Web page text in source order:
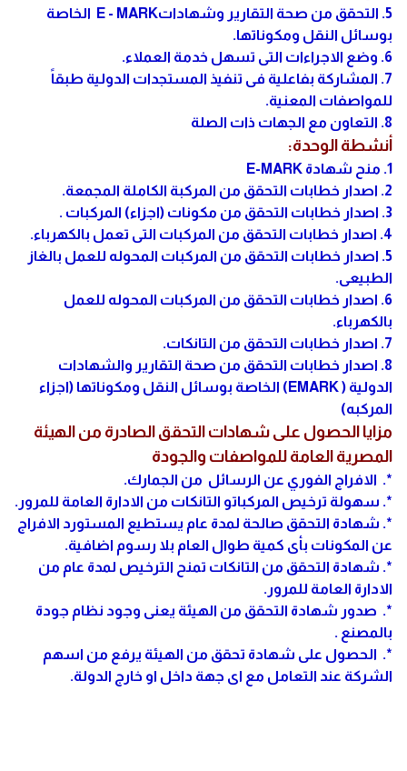
5. التحقق من صحة التقارير وشهاداتE - MARK الخاصة
بوسائل النقل ومكوناتها.
6. وضع الاجراءات التى تسهل خدمة العملاء.
7. المشاركة بفاعلية فى تنفيذ المستجدات الدولية طبقاً
للمواصفات المعنية.
8. التعاون مع الجهات ذات الصلة
أنشطة الوحدة:
1. منح شهادة E-MARK
2. اصدار خطابات التحقق من المركبة الكاملة المجمعة.
3. اصدار خطابات التحقق من مكونات (اجزاء) المركبات .
4. اصدار خطابات التحقق من المركبات التى تعمل بالكهرباء.
5. اصدار خطابات التحقق من المركبات المحوله للعمل بالغاز
الطبيعى.
6. اصدار خطابات التحقق من المركبات المحوله للعمل
بالكهرباء.
7. اصدار خطابات التحقق من التانكات.
8. اصدار خطابات التحقق من صحة التقارير والشهادات
الدولية ( EMARK) الخاصة بوسائل النقل ومكوناتها (اجزاء
المركبه)
مزايا الحصول على شهادات التحقق الصادرة من الهيئة
المصرية العامة للمواصفات والجودة
*. الافراج الفوري عن الرسائل من الجمارك.
*. سهولة ترخيص المركباتو التانكات من الادارة العامة للمرور.
*. شهادة التحقق صالحة لمدة عام يستطيع المستورد الافراج
عن المكونات بأى كمية طوال العام بلا رسوم اضافية.
*. شهادة التحقق من التانكات تمنح الترخيص لمدة عام من
الادارة العامة للمرور.
*. صدور شهادة التحقق من الهيئة يعنى وجود نظام جودة
بالمصنع .
*. الحصول على شهادة تحقق من الهيئة يرفع من اسهم
الشركة عند التعامل مع اى جهة داخل او خارج الدولة.